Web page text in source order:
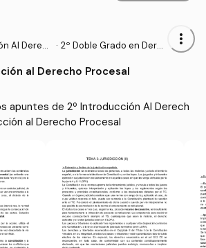
Al Derec
· 2º Doble Grado en Dere
ración Pública (US)
more_vert
al Derecho Procesal
apuntes de 2º Introducción Al Derech
al Derecho Procesal